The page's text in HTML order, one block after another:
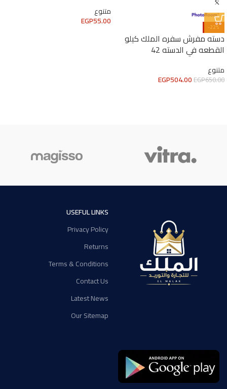
-22%
دسته مفرش سفره الملك كيلو
القطعه في الدسته 42
متنوع
EGP650.00
EGP504.00
متنوع
EGP55.00
USEFUL LINKS
Privacy Policy
Returns
Terms & Conditions
Contact Us
Latest News
Our Sitemap